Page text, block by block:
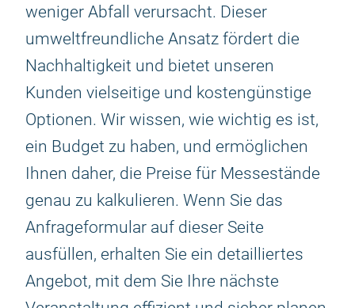
weniger Abfall verursacht. Dieser
umweltfreundliche Ansatz fördert die
Nachhaltigkeit und bietet unseren
Kunden vielseitige und kostengünstige
Optionen. Wir wissen, wie wichtig es ist,
ein Budget zu haben, und ermöglichen
Ihnen daher, die Preise für Messestände
genau zu kalkulieren. Wenn Sie das
Anfrageformular auf dieser Seite
ausfüllen, erhalten Sie ein detailliertes
Angebot, mit dem Sie Ihre nächste